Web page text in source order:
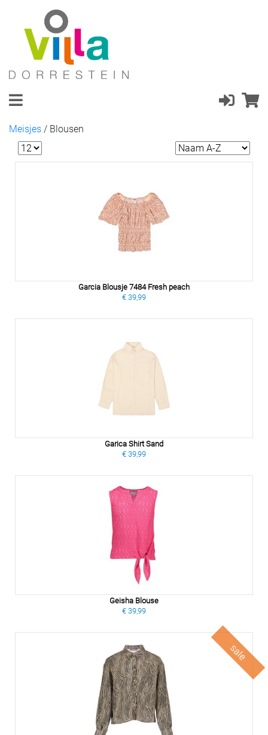
Meisjes / Blousen
Garcia Blousje 7484 Fresh peach
€ 39,99
Garica Shirt Sand
€ 39,99
Geisha Blouse
€ 39,99
sale